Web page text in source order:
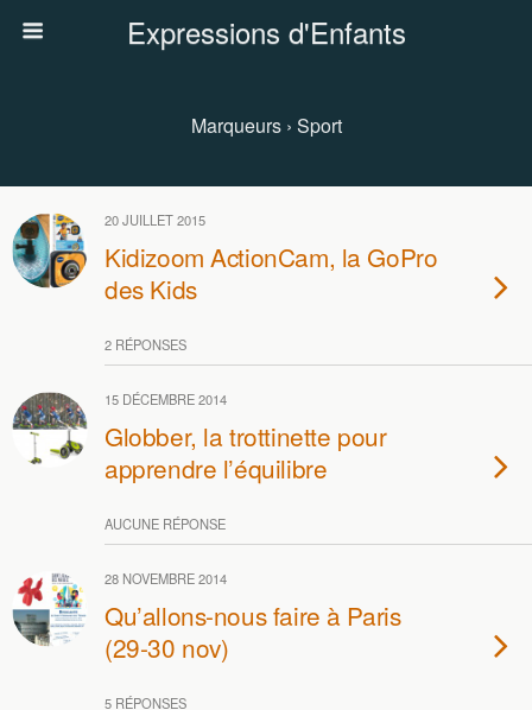
Expressions d'Enfants
Marqueurs › Sport
20 JUILLET 2015
Kidizoom ActionCam, la GoPro
des Kids
2 RÉPONSES
15 DÉCEMBRE 2014
Globber, la trottinette pour
apprendre l’équilibre
AUCUNE RÉPONSE
28 NOVEMBRE 2014
Qu’allons-nous faire à Paris
(29-30 nov)
5 RÉPONSES